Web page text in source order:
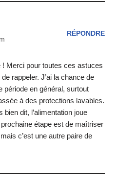
RÉPONDRE
! Merci pour toutes ces astuces
rappeler. J’ai la chance de
période en général, surtout
à des protections lavables.
bien dit, l’alimentation joue
étape est de maîtriser
c’est une autre paire de